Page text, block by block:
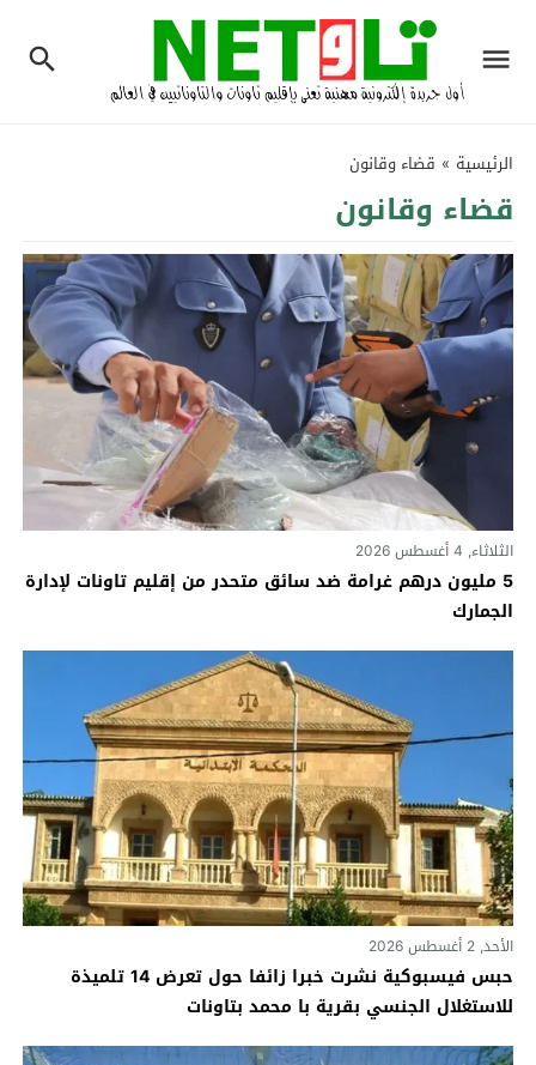
الرئيسية » قضاء وقانون
قضاء وقانون
الثلاثاء, 4 أغسطس 2026
5 مليون درهم غرامة ضد سائق متحدر من إقليم تاونات لإدارة
الجمارك
الأحد, 2 أغسطس 2026
حبس فيسبوكية نشرت خبرا زائفا حول تعرض 14 تلميذة
للاستغلال الجنسي بقرية با محمد بتاونات